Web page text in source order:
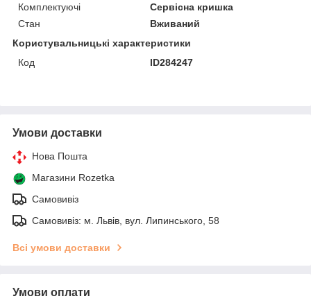
Комплектуючі
Сервісна кришка
Стан
Вживаний
Користувальницькі характеристики
Код
ID284247
Умови доставки
Нова Пошта
Магазини Rozetka
Самовивіз
Самовивіз: м. Львів, вул. Липинського, 58
Всі умови доставки
Умови оплати